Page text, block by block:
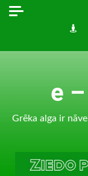
Skip
e
Grēka alga ir